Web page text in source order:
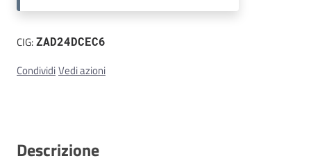
CIG:ZAD24DCEC6
CondividiVedi azioni
Descrizione